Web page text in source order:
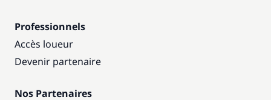
Professionnels
Accès loueur
Devenir partenaire
Nos Partenaires